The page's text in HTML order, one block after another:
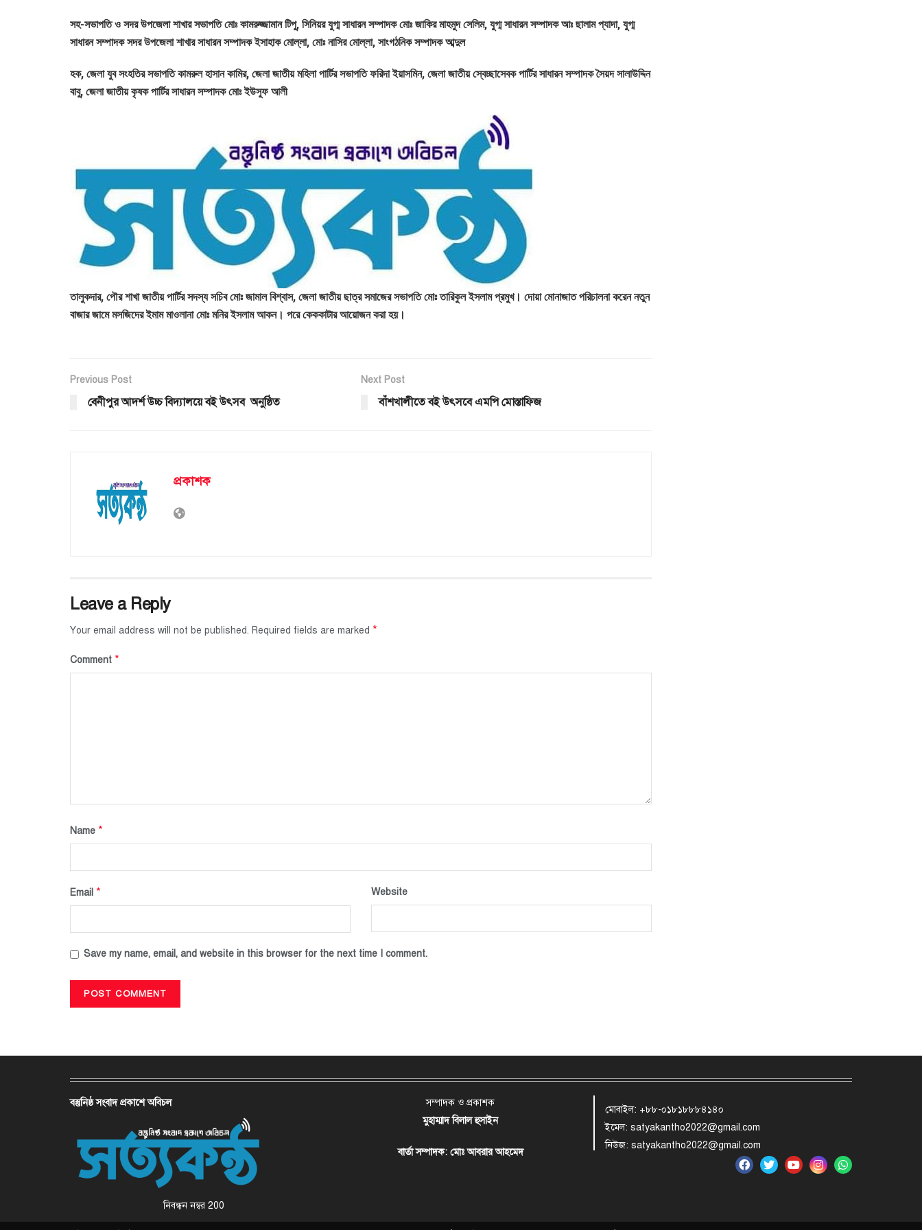
সহ-সভাপতি ও সদর উপজেলা শাখার সভাপতি মোঃ কামরুজ্জামান টিপু, সিনিয়র যুগ্ম সাধারন সম্পাদক মোঃ জাকির মাহমুদ সেলিম, যুগ্ম সাধারন সম্পাদক আঃ ছালাম প্যাদা, যুগ্ম
সাধারন সম্পাদক সদর উপজেলা শাখার সাধারন সম্পাদক ইসাহাক মোল্লা, মোঃ নাসির মোল্লা, সাংগঠনিক সম্পাদক আব্দুল
হক, জেলা যুব সংহতির সভাপতি কামরুল হাসান কামির, জেলা জাতীয় মহিলা পার্টির সভাপতি ফরিদা ইয়াসমিন, জেলা জাতীয় স্বেচ্ছাসেবক পার্টির সাধারন সম্পাদক সৈয়দ সালাউদ্দিন
বাবু, জেলা জাতীয় কৃষক পার্টির সাধারন সম্পাদক মোঃ ইউসুফ আলী
তালুকদার, পৌর শাখা জাতীয় পার্টির সদস্য সচিব মোঃ জামাল বিশ্বাস, জেলা জাতীয় ছাত্র সমাজের সভাপতি মোঃ তারিকুল ইসলাম প্রমুখ। দোয়া মোনাজাত পরিচালনা করেন নতুন
বাজার জামে মসজিদের ইমাম মাওলানা মোঃ মনির ইসলাম আকন। পরে কেককাটার আয়োজন করা হয়।
Previous Post
বেনীপুর আদর্শ উচ্চ বিদ্যালয়ে বই উৎসব অনুষ্ঠিত
Next Post
বাঁশখালীতে বই উৎসবে এমপি মোস্তাফিজ
প্রকাশক
Leave a Reply
Your email address will not be published. Required fields are marked *
Comment *
Name *
Email * Website
Save my name, email, and website in this browser for the next time I comment.
বস্তুনিষ্ঠ সংবাদ প্রকাশে অবিচল
নিবন্ধন নম্বর 200
সম্পাদক ও প্রকাশক
মুহাম্মাদ বিলাল হুসাইন
বার্তা সম্পাদক: মোঃ আবরার আহমেদ
মোবাইল: +৮৮-০১৮১৮৮৮৪১৪০
ইমেল: satyakantho2022@gmail.com
নিউজ: satyakantho2022@gmail.com